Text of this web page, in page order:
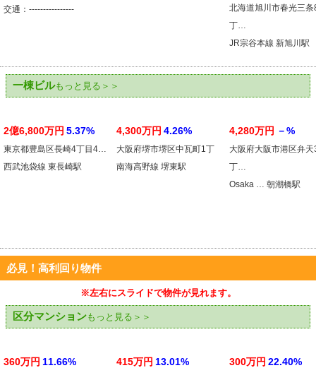
交通：----------------
北海道旭川市春光三条
丁…
JR宗谷本線 新旭川駅
一棟ビルもっと見る＞＞
2億6,800万円 5.37%
東京都豊島区長崎4丁目4…
西武池袋線 東長崎駅
4,300万円 4.26%
大阪府堺市堺区中瓦町1丁
南海高野線 堺東駅
4,280万円 －%
大阪府大阪市港区弁天
丁…
Osaka … 朝潮橋駅
必見！高利回り物件
※左右にスライドで物件が見れます。
区分マンションもっと見る＞＞
360万円 11.66% 415万円 13.01% 300万円 22.40%